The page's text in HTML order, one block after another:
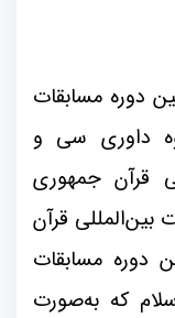
دوره مسابقات
داوری سی و
قرآن جمهوری
بین‌المللی قرآن
دوره مسابقات
که به‌صورت